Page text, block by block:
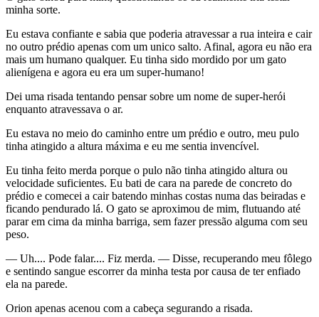
minha sorte.
Eu estava confiante e sabia que poderia atravessar a rua inteira e cair
no outro prédio apenas com um unico salto. Afinal, agora eu não era
mais um humano qualquer. Eu tinha sido mordido por um gato
alienígena e agora eu era um super-humano!
Dei uma risada tentando pensar sobre um nome de super-herói
enquanto atravessava o ar.
Eu estava no meio do caminho entre um prédio e outro, meu pulo
tinha atingido a altura máxima e eu me sentia invencível.
Eu tinha feito merda porque o pulo não tinha atingido altura ou
velocidade suficientes. Eu bati de cara na parede de concreto do
prédio e comecei a cair batendo minhas costas numa das beiradas e
ficando pendurado lá. O gato se aproximou de mim, flutuando até
parar em cima da minha barriga, sem fazer pressão alguma com seu
peso.
— Uh.... Pode falar.... Fiz merda. — Disse, recuperando meu fôlego
e sentindo sangue escorrer da minha testa por causa de ter enfiado
ela na parede.
Orion apenas acenou com a cabeça segurando a risada.